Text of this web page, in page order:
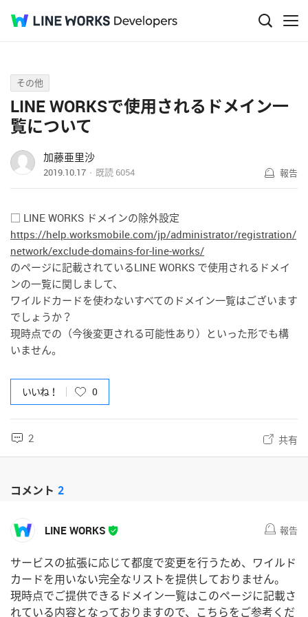
Q&A
その他
LINE WORKSで使用されるドメイン一
覧について
加藤亜里沙
2019.10.17 既読 6054 報告
□ LINE WORKS ドメインの除外設定
https://help.worksmobile.com/jp/administrator/registration/
network/exclude-domains-for-line-works/
のページに記載されているLINE WORKS で使用されるドメイ
ンの一覧に関しまして、
ワイルドカードを使わないすべてのドメイン一覧はございます
でしょうか？
現時点での（今後変更される可能性あり）といった形でも構
いません。
いいね！ 0
2 共有
コメント 2
LINE WORKS 報告
サービスの拡張に応じて都度で変更を行うため、ワイルド
カードを用いない完全なリストを提供しておりません。
現時点でご提供できるドメイン一覧はこのページに記載さ
れている内容となっておりますので、こちらをご参考くだ